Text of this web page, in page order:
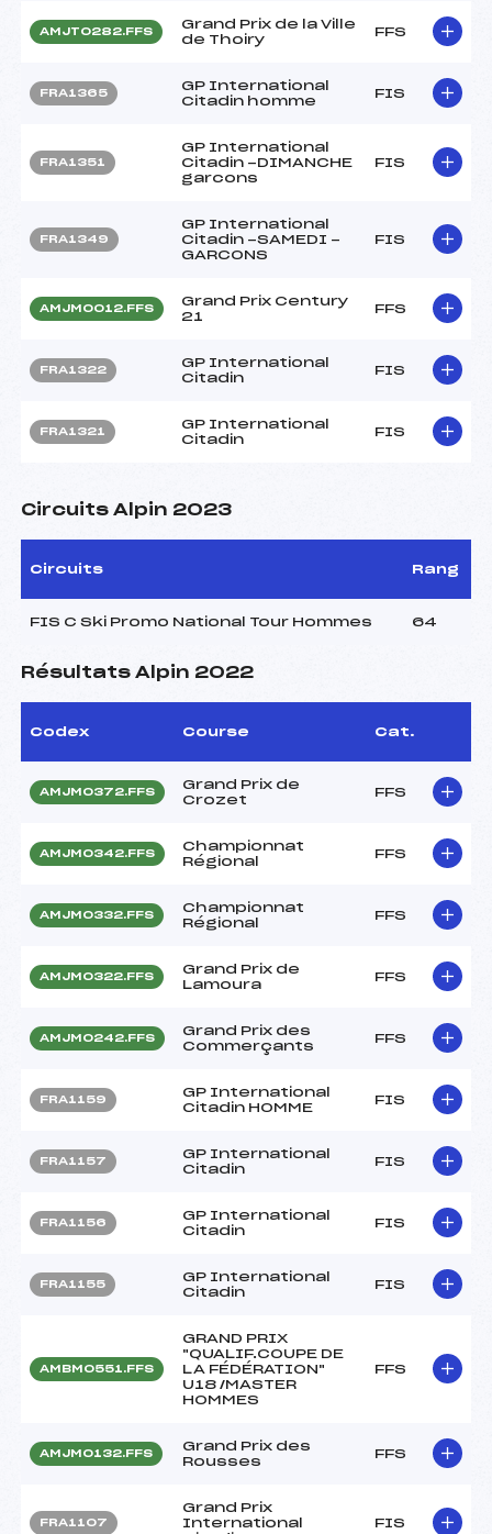
AMJT0282.FFS
Grand Prix de la Ville
de Thoiry
FFS
FRA1365
GP International
Citadin homme
FIS
FRA1351
GP International
Citadin -DIMANCHE
garcons
FIS
FRA1349
GP International
Citadin -SAMEDI -
GARCONS
FIS
AMJM0012.FFS
Grand Prix Century
21
FFS
FRA1322
GP International
Citadin
FIS
FRA1321
GP International
Citadin
FIS
Circuits Alpin 2023
Circuits Rang
FIS C Ski Promo National Tour Hommes 64
Résultats Alpin 2022
Codex Course Cat.
AMJM0372.FFS
Grand Prix de
Crozet
FFS
AMJM0342.FFS
Championnat
Régional
FFS
AMJM0332.FFS
Championnat
Régional
FFS
AMJM0322.FFS
Grand Prix de
Lamoura
FFS
AMJM0242.FFS
Grand Prix des
Commerçants
FFS
FRA1159
GP International
Citadin HOMME
FIS
FRA1157
GP International
Citadin
FIS
FRA1156
GP International
Citadin
FIS
FRA1155
GP International
Citadin
FIS
AMBM0551.FFS
GRAND PRIX
"QUALIF.COUPE DE
LA FÉDÉRATION"
U18 /MASTER
HOMMES
FFS
AMJM0132.FFS
Grand Prix des
Rousses
FFS
FRA1107
Grand Prix
International
FIS